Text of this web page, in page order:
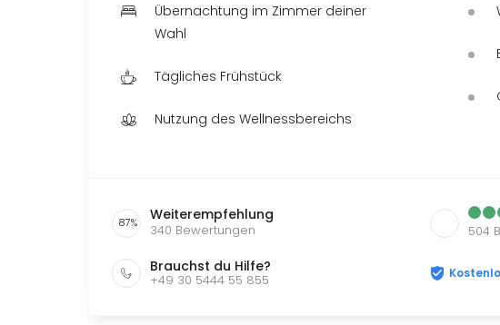
Übernachtung im Zimmer deiner
Wahl
Tägliches Frühstück
Nutzung des Wellnessbereichs
87% Weiterempfehlung
340 Bewertungen 504
Brauchst du Hilfe?
+49 30 5444 55 855